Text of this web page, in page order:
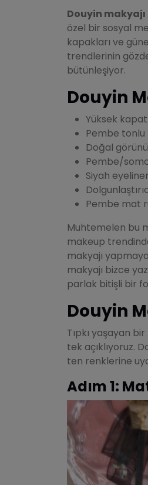
Douyin makyajı
özel bir sosyal
kapakları ve
trendlerinin
bütünleşiyor.
Douyin
Yüksek
Pembe tonlu
Doğal
Pembe/
Siyah eyeliner
Pembe mat
Muhtemelen bu
makeup
makyajı
makyajı bizce
parlak bitişli bir
Douyin
Tıpkı yaşayan
tek açıklıyoruz.
ten renklerine
Adım 1: